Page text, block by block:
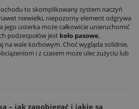
to skomplikowany system naczyń
niewielki, niepozorny element odgrywa
jego usterka może całkowicie unieruchomić
podzespołów jest koło pasowe,
na wale korbowym. Choć wygląda solidnie,
i z czasem może ulec zużyciu lub
– jak zapobiegać i jakie są